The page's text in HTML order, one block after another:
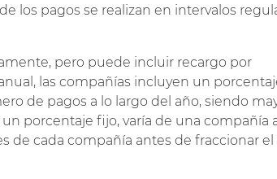
los pagos se realizan en intervalos
pero puede incluir recargo por
las compañías incluyen un
de pagos a lo largo del año, siendo
porcentaje fijo, varía de una compañía
de cada compañía antes de fraccionar el